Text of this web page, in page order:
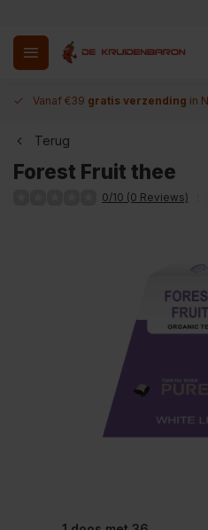
Vanaf €39 gratis verzending in
Terug
Forest Fruit thee
0/10 (0 Reviews)